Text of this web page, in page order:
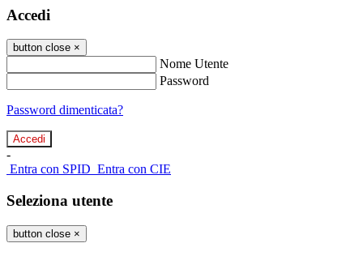
Accedi
button close ×
Nome Utente
Password
Password dimenticata?
-
Entra con SPID Entra con CIE
Seleziona utente
button close ×